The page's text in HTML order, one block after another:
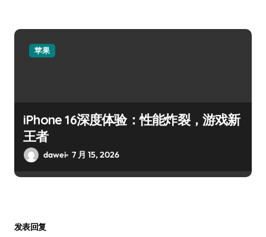
苹果
iPhone 16深度体验：性能炸裂，游戏新
王者
dawei 7 月 15, 2026
发表回复